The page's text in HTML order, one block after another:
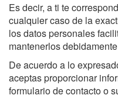
Es decir, a ti te
cualquier caso de la
los datos personales
mantenerlos
De acuerdo a lo
aceptas proporcionar
formulario de contacto o